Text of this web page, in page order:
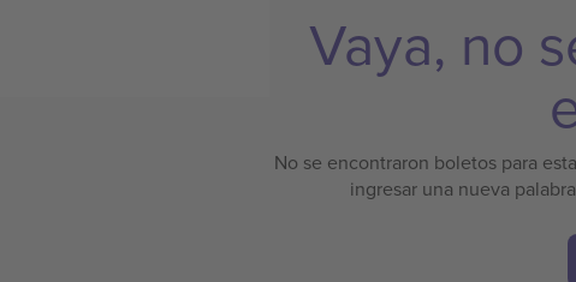
Vaya, no
No se encontraron boletos para
ingresar una nueva